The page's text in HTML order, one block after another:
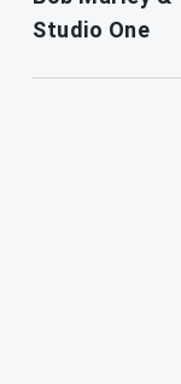
Studio One